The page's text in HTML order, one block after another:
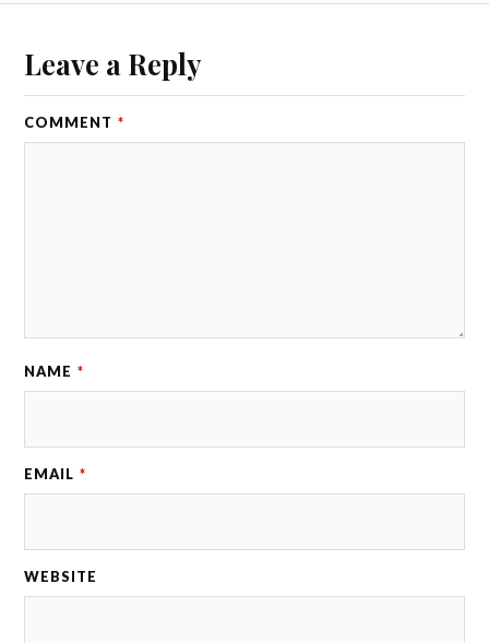
Leave a Reply
COMMENT *
NAME *
EMAIL *
WEBSITE